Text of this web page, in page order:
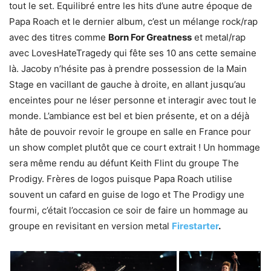
tout le set. Equilibré entre les hits d’une autre époque de
Papa Roach et le dernier album, c’est un mélange rock/rap
avec des titres comme Born For Greatness et metal/rap
avec LovesHateTragedy qui fête ses 10 ans cette semaine
là. Jacoby n’hésite pas à prendre possession de la Main
Stage en vacillant de gauche à droite, en allant jusqu’au
enceintes pour ne léser personne et interagir avec tout le
monde. L’ambiance est bel et bien présente, et on a déjà
hâte de pouvoir revoir le groupe en salle en France pour
un show complet plutôt que ce court extrait ! Un hommage
sera même rendu au défunt Keith Flint du groupe The
Prodigy. Frères de logos puisque Papa Roach utilise
souvent un cafard en guise de logo et The Prodigy une
fourmi, c’était l’occasion ce soir de faire un hommage au
groupe en revisitant en version metal Firestarter.